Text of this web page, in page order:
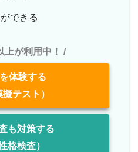
できる
上が利用中！ /
体験する
擬テスト）
も対策する
格検査）